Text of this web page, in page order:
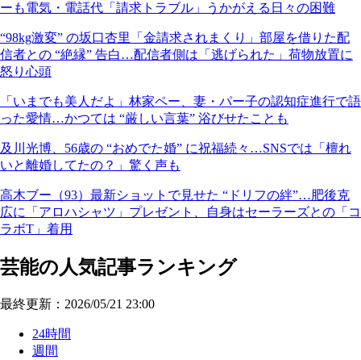
ーも電気・電話代「請求トラブル」うかがえる日々の困難
“98kg激変” の坂口杏里「金請求されまくり」部屋を借りた配
信者との “絶縁” 告白…配信者側は「逃げられた」荷物放置に
怒り心頭
「いまでも美人だよ」林家ペー、妻・パー子の認知症進行で語
った愛情…かつては “厳しい言葉” 浴びせたことも
及川光博、56歳の “おめでた婚” に祝福続々…SNSでは「檀れ
いと離婚してたの？」驚く声も
高木ブー（93）最新ショットで見せた “ドリフの絆”…肥後克
広に「アロハシャツ」プレゼント、自身はセーラーズとの「コ
ラボT」着用
芸能の人気記事ランキング
最終更新：2026/05/21 23:00
24時間
週間